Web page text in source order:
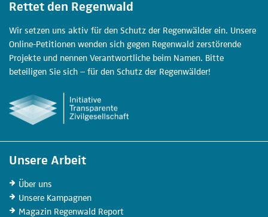
Rettet den Regenwald
Wir setzen uns aktiv für den Schutz der Regenwälder ein. Unsere
Online-Petitionen wenden sich gegen Regenwald zerstörende
Projekte und nennen Verantwortliche beim Namen. Bitte
beteiligen Sie sich – für den Schutz der Regenwälder!
Unsere Arbeit
Über uns
Unsere Kampagnen
Magazin Regenwald Report